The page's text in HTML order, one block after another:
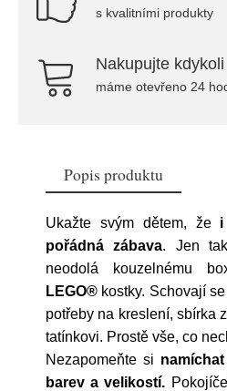
s kvalitními produkty
Nakupujte kdykoli
máme otevřeno 24
Popis produktu
Ukažte svým dětem, že i
pořádná zábava. Jen
neodolá kouzelnému
LEGO® kostky. Schovají
potřeby na kreslení, sbírka
tatínkovi. Prostě vše, co
Nezapomeňte si
barev a velikostí.